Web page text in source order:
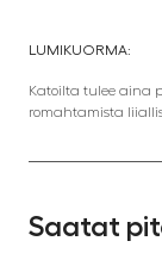
LUMIKUORMA:
Katoilta tulee aina
romahtamista
Saatat